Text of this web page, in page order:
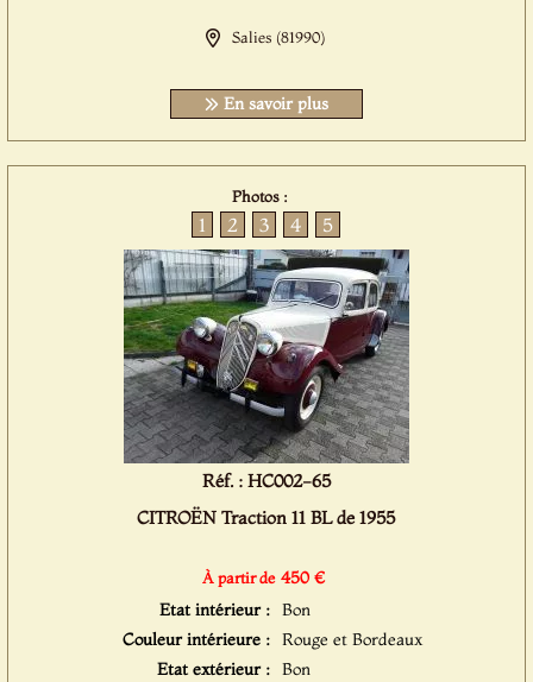
Salies (81990)
En savoir plus
Photos :
1 2 3 4 5
Réf. : HC002-65
CITROËN Traction 11 BL de 1955
À partir de 450 €
Etat intérieur : Bon
Couleur intérieure : Rouge et Bordeaux
Etat extérieur : Bon